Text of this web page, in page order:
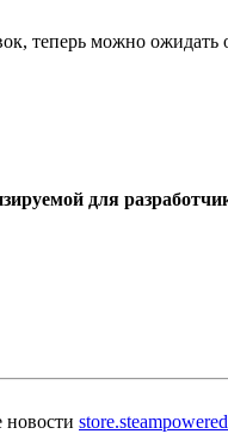
теперь можно
для
новости